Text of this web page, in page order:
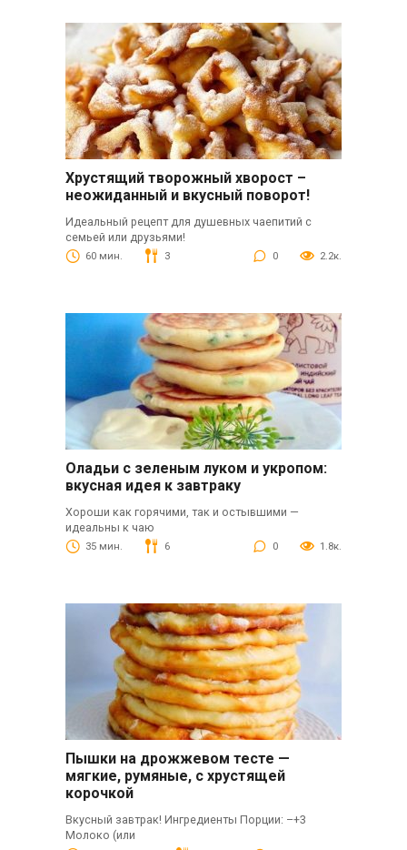
Хрустящий творожный хворост –
неожиданный и вкусный поворот!
Идеальный рецепт для душевных чаепитий с
семьей или друзьями!
60 мин. 3 0 2.2к.
Оладьи с зеленым луком и укропом:
вкусная идея к завтраку
Хороши как горячими, так и остывшими —
идеальны к чаю
35 мин. 6 0 1.8к.
Пышки на дрожжевом тесте —
мягкие, румяные, с хрустящей
корочкой
Вкусный завтрак! Ингредиенты Порции: –+3
Молоко (или